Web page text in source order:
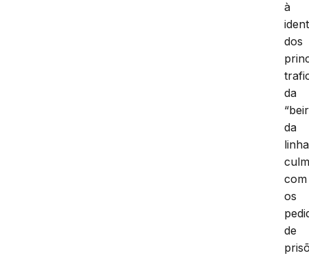
à
dos
da
da
com
os
de